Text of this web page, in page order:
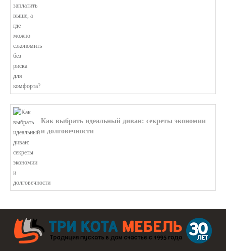
Как выбрать идеальный диван: секреты экономии
и долговечности